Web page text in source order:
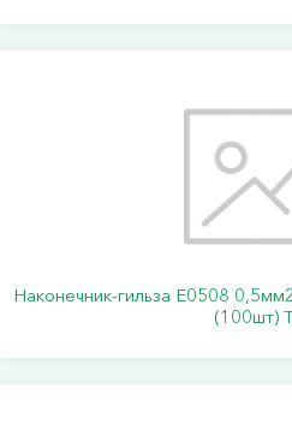
Наконечник-гильза Е0508
(100шт)